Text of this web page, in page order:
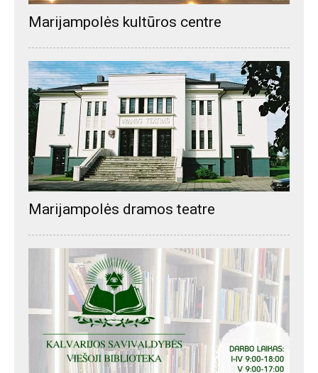
Marijampolės kultūros centre
Marijampolės dramos teatre